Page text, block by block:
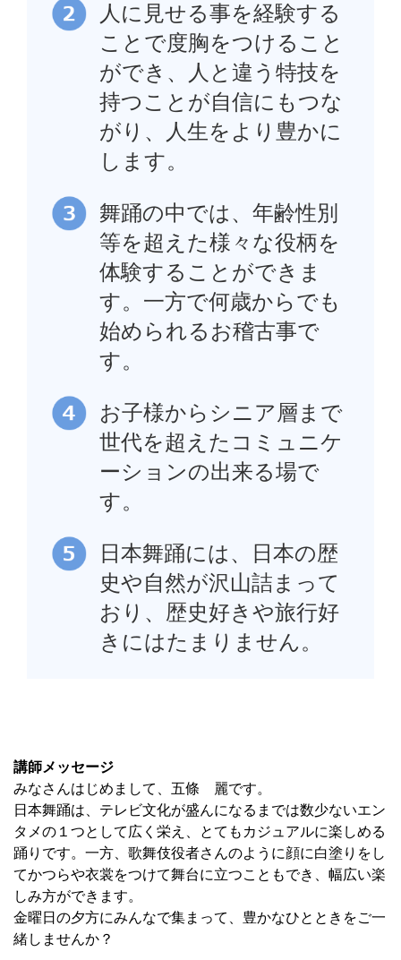
人に見せる事を経験する
ことで度胸をつけること
ができ、人と違う特技を
持つことが自信にもつな
がり、人生をより豊かに
します。
舞踊の中では、年齢性別
等を超えた様々な役柄を
体験することができま
す。一方で何歳からでも
始められるお稽古事で
す。
お子様からシニア層まで
世代を超えたコミュニケ
ーションの出来る場で
す。
日本舞踊には、日本の歴
史や自然が沢山詰まって
おり、歴史好きや旅行好
きにはたまりません。
講師メッセージ
みなさんはじめまして、五條 麗です。
日本舞踊は、テレビ文化が盛んになるまでは数少ないエン
タメの１つとして広く栄え、とてもカジュアルに楽しめる
踊りです。一方、歌舞伎役者さんのように顔に白塗りをし
てかつらや衣裳をつけて舞台に立つこともでき、幅広い楽
しみ方ができます。
金曜日の夕方にみんなで集まって、豊かなひとときをご一
緒しませんか？